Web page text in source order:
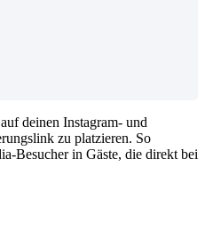
deinen Instagram- und
zu platzieren. So
Besucher in Gäste, die direkt bei